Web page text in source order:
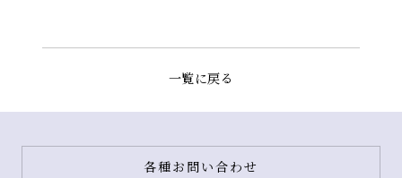
一覧に戻る
各種お問い合わせ